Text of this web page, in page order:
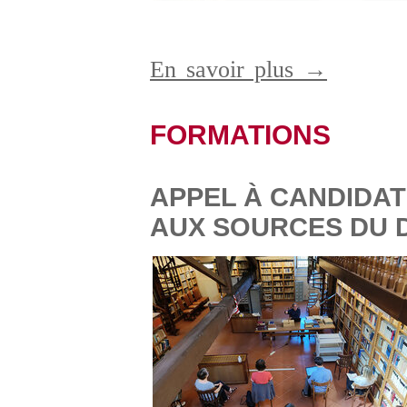
En savoir plus →
FORMATIONS
APPEL À
AUX SOURCES DU